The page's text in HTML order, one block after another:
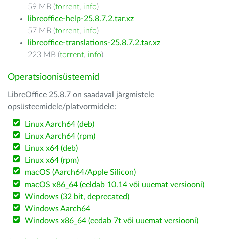
59 MB (torrent, info)
libreoffice-help-25.8.7.2.tar.xz
57 MB (torrent, info)
libreoffice-translations-25.8.7.2.tar.xz
223 MB (torrent, info)
Operatsioonisüsteemid
LibreOffice 25.8.7 on saadaval järgmistele
opsüsteemidele/platvormidele:
Linux Aarch64 (deb)
Linux Aarch64 (rpm)
Linux x64 (deb)
Linux x64 (rpm)
macOS (Aarch64/Apple Silicon)
macOS x86_64 (eeldab 10.14 või uuemat versiooni)
Windows (32 bit, deprecated)
Windows Aarch64
Windows x86_64 (eedab 7t või uuemat versiooni)